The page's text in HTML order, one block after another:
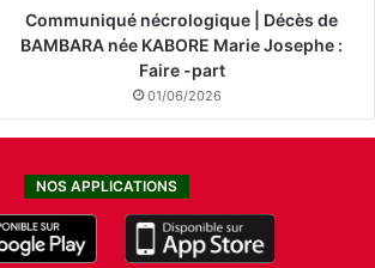
Communiqué nécrologique | Décès de
BAMBARA née KABORE Marie Josephe :
Faire -part
01/06/2026
NOS APPLICATIONS